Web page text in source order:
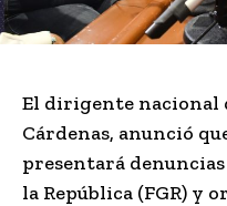
El dirigente nacional
Cárdenas, anunció
presentará
la República (FGR) y